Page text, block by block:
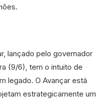
lançado pelo governador
(9/6), tem o intuito de
legado. O Avançar está
estrategicamente um